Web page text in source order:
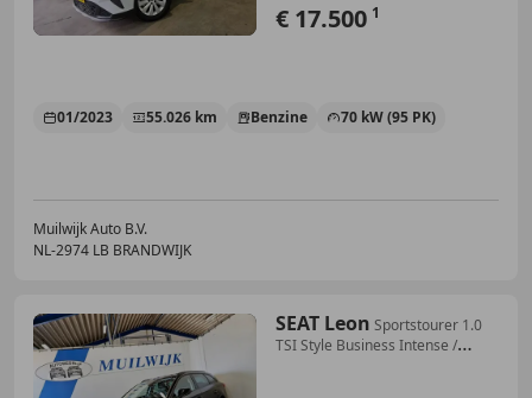
€ 17.500 1
01/2023 55.026 km Benzine 70 kW (95 PK)
Muilwijk Auto B.V.
NL-2974 LB BRANDWIJK
SEAT Leon Sportstourer 1.0
TSI Style Business Intense /